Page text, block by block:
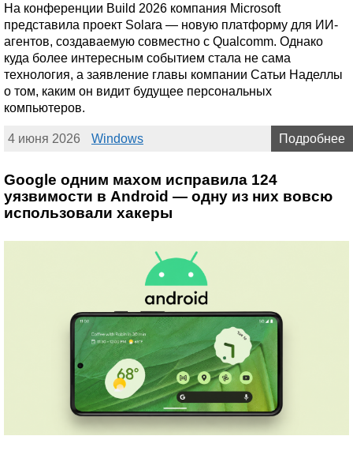
На конференции Build 2026 компания Microsoft
представила проект Solara — новую платформу для ИИ-
агентов, создаваемую совместно с Qualcomm. Однако
куда более интересным событием стала не сама
технология, а заявление главы компании Сатьи Наделлы
о том, каким он видит будущее персональных
компьютеров.
4 июня 2026 Windows Подробнее
Google одним махом исправила 124
уязвимости в Android — одну из них вовсю
использовали хакеры